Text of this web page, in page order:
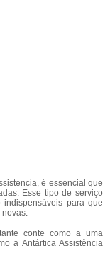
é essencial que
Esse tipo de serviço
para que
novas.
conte como a uma
a Antártica Assistência